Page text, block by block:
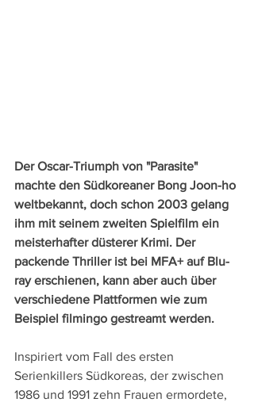
Der Oscar-Triumph von "Parasite"
machte den Südkoreaner Bong Joon-ho
weltbekannt, doch schon 2003 gelang
ihm mit seinem zweiten Spielfilm ein
meisterhafter düsterer Krimi. Der
packende Thriller ist bei MFA+ auf Blu-
ray erschienen, kann aber auch über
verschiedene Plattformen wie zum
Beispiel filmingo gestreamt werden.
Inspiriert vom Fall des ersten
Serienkillers Südkoreas, der zwischen
1986 und 1991 zehn Frauen ermordete,